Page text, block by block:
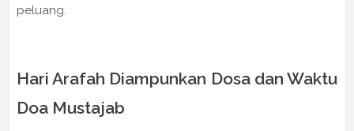
peluang.
Hari Arafah Diampunkan Dosa dan Waktu
Doa Mustajab